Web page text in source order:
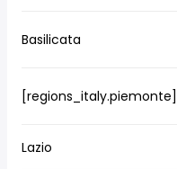
Basilicata
[regions_italy.piemonte]
Lazio